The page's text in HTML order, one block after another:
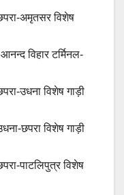
अमृतसर विशेष
विहार टर्मिनल-
उधना विशेष गाड़ी
छपरा विशेष गाड़ी
पाटलिपुत्र विशेष